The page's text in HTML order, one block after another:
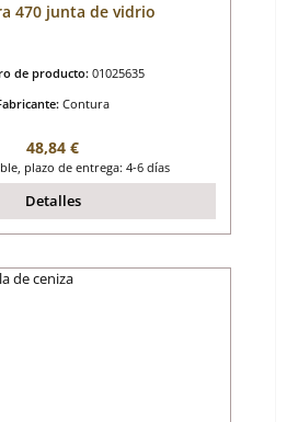
470 junta de vidrio
de producto: 01025635
Contura
Precio normal:
48,84 €
plazo de entrega: 4-6 días
Detalles